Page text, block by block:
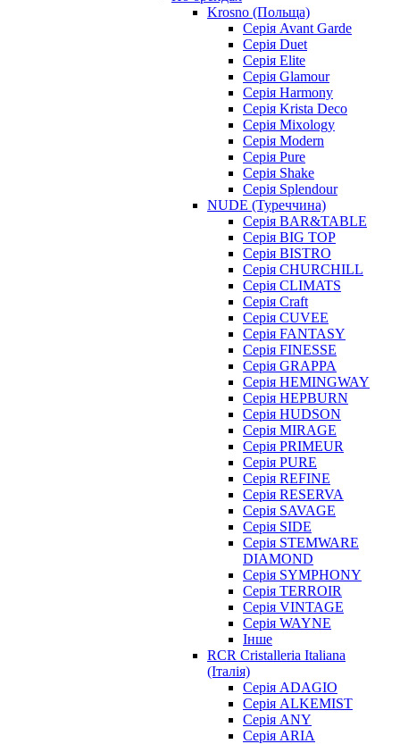
Krosno (Польща)
Серія Avant Garde
Серія Duet
Серія Elite
Серія Glamour
Серія Harmony
Серія Krista Deco
Серія Mixology
Серія Modern
Серія Pure
Серія Shake
Серія Splendour
NUDE (Туреччина)
Серія BAR&TABLE
Серія BIG TOP
Серія BISTRO
Серія CHURCHILL
Серія CLIMATS
Серія Craft
Серія CUVEE
Серія FANTASY
Серія FINESSE
Серія GRAPPA
Серія HEMINGWAY
Серія HEPBURN
Серія HUDSON
Серія MIRAGE
Серія PRIMEUR
Серія PURE
Серія REFINE
Серія RESERVA
Серія SAVAGE
Серія SIDE
Серія STEMWARE
DIAMOND
Серія SYMPHONY
Серія TERROIR
Серія VINTAGE
Серія WAYNE
Інше
RCR Cristalleria Italiana
(Італія)
Серія ADAGIO
Серія ALKEMIST
Серія ANY
Серія ARIA